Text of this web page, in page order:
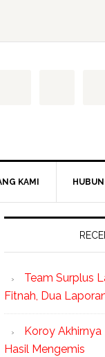
KAMI
Team Surplus
Fitnah, Dua
Koroy Akhirnya
Hasil Mengemis